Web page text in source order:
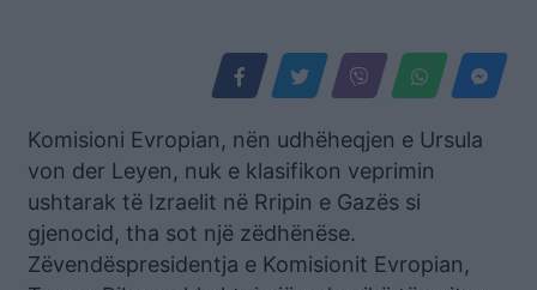
Komisioni Evropian, nën udhëheqjen e Ursula
von der Leyen, nuk e klasifikon veprimin
ushtarak të Izraelit në Rripin e Gazës si
gjenocid, tha sot një zëdhënëse.
Zëvendëspresidentja e Komisionit Evropian,